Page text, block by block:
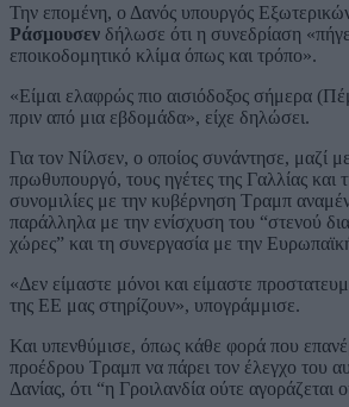
Την επομένη, ο Δανός υπουργός
Ράσμουσεν δήλωσε ότι η συνεδρίαση
εποικοδομητικό κλίμα όπως και τρόπο».
«Είμαι ελαφρώς πιο αισιόδοξος σήμερα
πριν από μια εβδομάδα», είχε δηλώσει.
Για τον Νίλσεν, ο οποίος συνάντησε, μαζί
πρωθυπουργό, τους ηγέτες της Γαλλίας και
συνομιλίες με την κυβέρνηση Τραμπ
παράλληλα με την ενίσχυση του “στενού
χώρες” και τη συνεργασία με την
«Δεν είμαστε μόνοι και είμαστε
της ΕΕ μας στηρίζουν», υπογράμμισε.
Και υπενθύμισε, όπως κάθε φορά που
προέδρου Τραμπ να πάρει τον έλεγχο του
Δανίας, ότι “η Γροιλανδία ούτε αγοράζεται